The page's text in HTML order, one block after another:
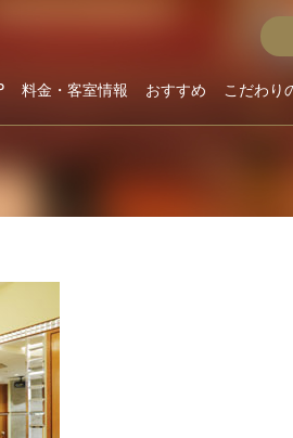
料金・客室情報 おすすめ こだわり
グランド